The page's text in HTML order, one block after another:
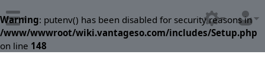
Warning: putenv() has been disabled for security reasons in
/www/wwwroot/wiki.vantageso.com/includes/Setup.php
on line 148